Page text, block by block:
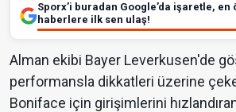
Sporx’i buradan Google’da işaretle, en
haberlere ilk sen ulaş!
Alman ekibi Bayer Leverkusen'de
performansla dikkatleri üzerine
Boniface için girişimlerini hızlandıran